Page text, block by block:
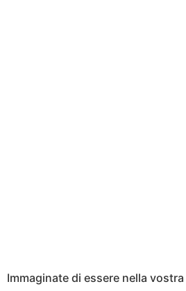
Immaginate di essere nella